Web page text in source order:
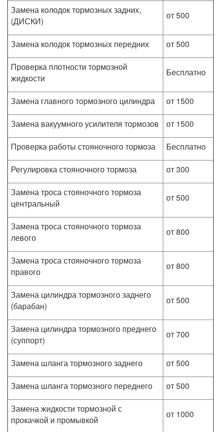
Замена колодок тормозных задних,
(ДИСКИ)
от 500
Замена колодок тормозных передних
от 500
Проверка плотности тормозной
жидкости
Бесплатно
Замена главного тормозного цилиндра
от 1500
Замена вакуумного усилителя тормозов
от 1500
Проверка работы стояночного тормоза
Бесплатно
Регулировка стояночного тормоза
от 300
Замена троса стояночного тормоза
центральный
от 500
Замена троса стояночного тормоза
левого
от 800
Замена троса стояночного тормоза
правого
от 800
Замена цилиндра тормозного заднего
(барабан)
от 500
Замена цилиндра тормозного преднего
(суппорт)
от 700
Замена шланга тормозного заднего
от 500
Замена шланга тормозного переднего
от 500
Замена жидкости тормозной с
прокачкой и промывкой
от 1000